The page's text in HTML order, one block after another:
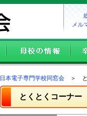
メル
日本電子専門学校同窓会 ＞ と
とくとくコーナ